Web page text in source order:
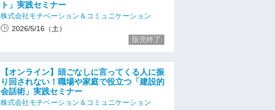
ト」実践セミナー
株式会社モチベーション＆コミュニケーション
2026/5/16（土）
販売終了
【オンライン】頭ごなしに言ってくる人に振
り回されない！職場や家庭で役立つ「建設的
会話術」実践セミナー
株式会社モチベーション＆コミュニケーション